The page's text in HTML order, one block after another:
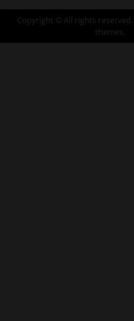
Copyright © All rights reserved.
themes.